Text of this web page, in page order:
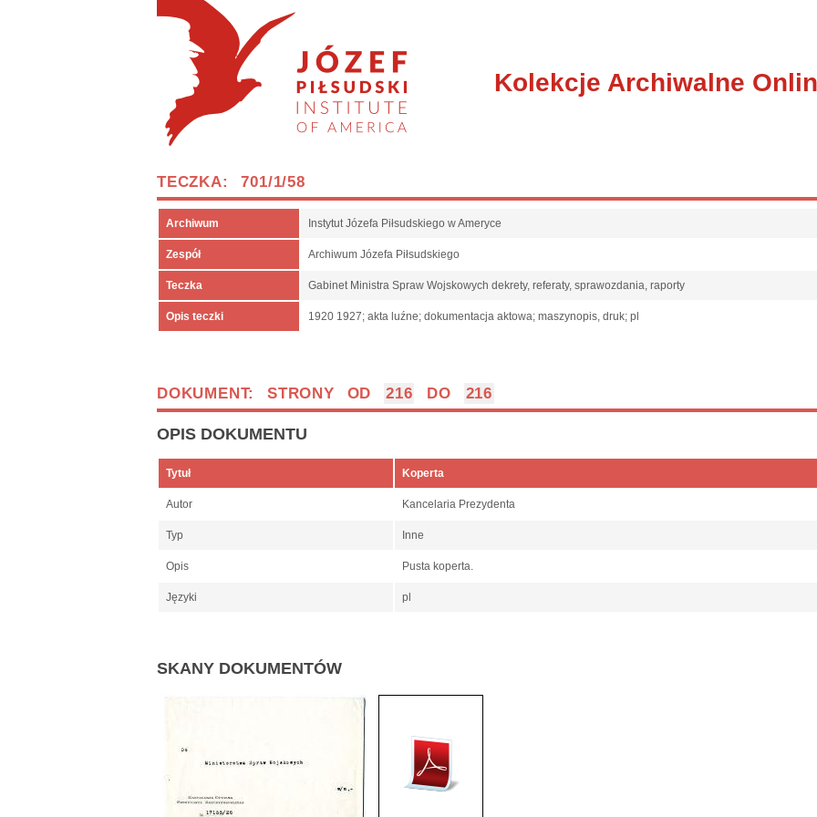
Kolekcje Archiwalne
TECZKA: 701/1/58
Archiwum Instytut Józefa Piłsudskiego w Ameryce
Zespół Archiwum Józefa Piłsudskiego
Teczka Gabinet Ministra Spraw Wojskowych dekrety, referaty, sprawozdania, raporty
Opis teczki 1920 1927; akta luźne; dokumentacja aktowa; maszynopis, druk; pl
DOKUMENT: STRONY OD 216 DO 216
OPIS DOKUMENTU
Tytuł Koperta
Autor Kancelaria Prezydenta
Typ Inne
Opis Pusta koperta.
Języki pl
SKANY DOKUMENTÓW